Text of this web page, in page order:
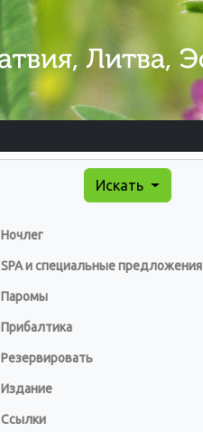
Искать
Ночлег
SPA и специальные предложения
Паромы
Прибалтика
Резервировать
Издание
Ссылки